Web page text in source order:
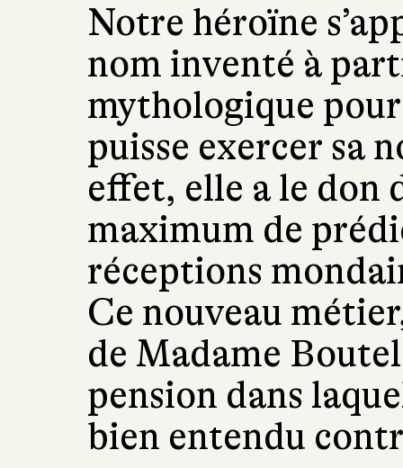
Notre héroïne
nom inventé à
mythologique
puisse exercer sa
effet, elle a le don
maximum de
réceptions
Ce nouveau
de Madame
pension dans
bien entendu